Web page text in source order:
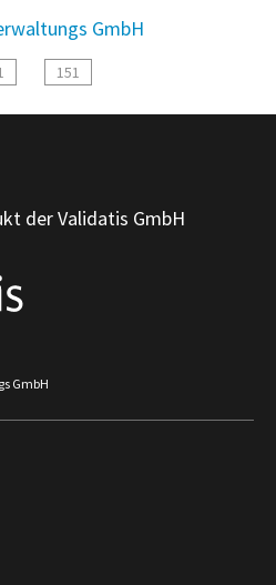
GmbH
151
der Validatis GmbH
GmbH